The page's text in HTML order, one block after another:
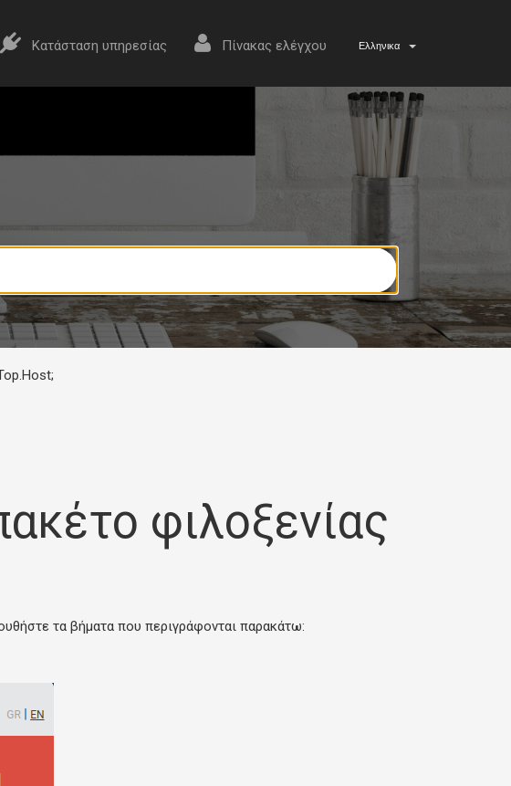
Κατάσταση υπηρεσίας Πίνακας ελέγχου Ελληνικα
φιλοξενίας
τα βήματα που περιγράφονται παρακάτω: